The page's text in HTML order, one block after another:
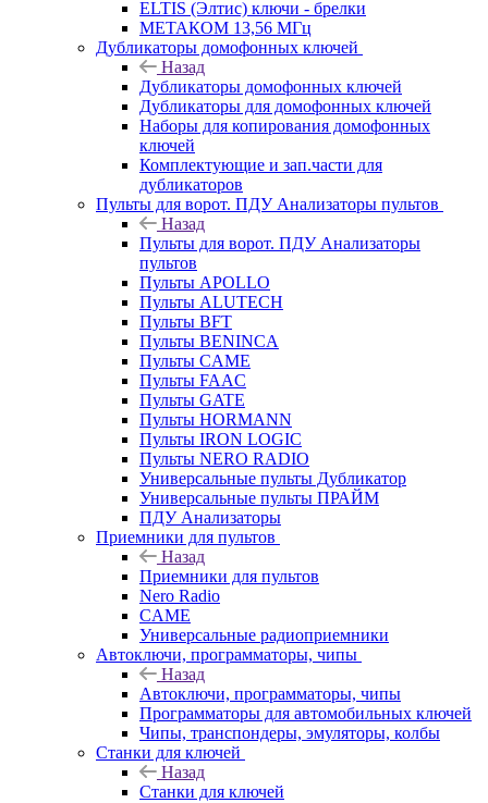
ELTIS (Элтис) ключи - брелки
МЕТАКОМ 13,56 МГц
Дубликаторы домофонных ключей
Назад
Дубликаторы домофонных ключей
Дубликаторы для домофонных ключей
Наборы для копирования домофонных
ключей
Комплектующие и зап.части для
дубликаторов
Пульты для ворот. ПДУ Анализаторы пультов
Назад
Пульты для ворот. ПДУ Анализаторы
пультов
Пульты APOLLO
Пульты ALUTECH
Пульты BFT
Пульты BENINCA
Пульты CAME
Пульты FAAC
Пульты GATE
Пульты HORMANN
Пульты IRON LOGIC
Пульты NERO RADIO
Универсальные пульты Дубликатор
Универсальные пульты ПРАЙМ
ПДУ Анализаторы
Приемники для пультов
Назад
Приемники для пультов
Nero Radio
CAME
Универсальные радиоприемники
Автоключи, программаторы, чипы
Назад
Автоключи, программаторы, чипы
Программаторы для автомобильных ключей
Чипы, транспондеры, эмуляторы, колбы
Станки для ключей
Назад
Станки для ключей